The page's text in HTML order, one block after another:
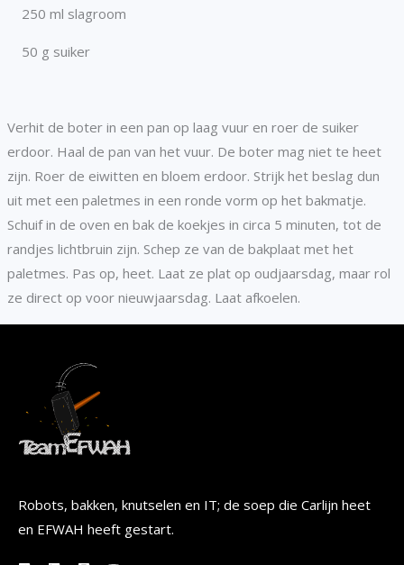
250 ml slagroom
50 g suiker
Verhit de boter in een pan op laag vuur en roer de suiker
erdoor. Haal de pan van het vuur. De boter mag niet te heet
zijn. Roer de eiwitten en bloem erdoor. Strijk het beslag dun
uit met een paletmes in een ronde vorm op het bakmatje.
Schuif in de oven en bak de koekjes in circa 5 minuten, tot de
randjes lichtbruin zijn. Schep ze van de bakplaat met het
paletmes. Pas op, heet. Laat ze plat op oudjaarsdag, maar rol
ze direct op voor nieuwjaarsdag. Laat afkoelen.
Robots, bakken, knutselen en IT; de soep die Carlijn heet
en EFWAH heeft gestart.